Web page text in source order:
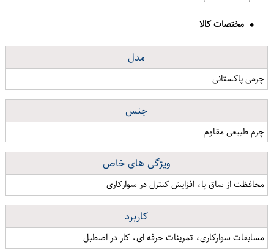
مختصات کالا
مدل
چرمی پاکستانی
جنس
چرم طبیعی مقاوم
ویژگی های خاص
محافظت از ساق پا، افزایش کنترل در سوارکاری
کاربرد
مسابقات سوارکاری، تمرینات حرفه ای، کار در اصطبل